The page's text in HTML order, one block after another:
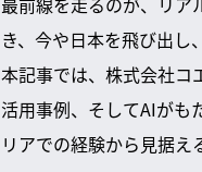
き、今や日本を飛び出し
本記事では、株式会社コ
活用事例、そしてAIがも
リアでの経験から見据え